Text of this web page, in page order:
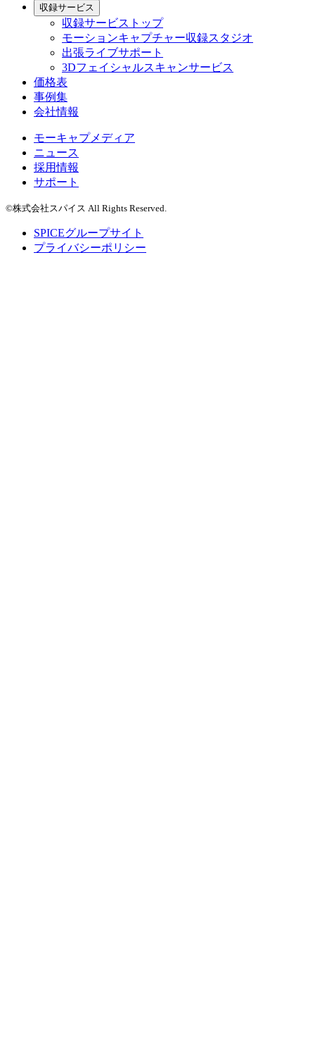
収録サービス
収録サービストップ
モーションキャプチャー収録スタジオ
出張ライブサポート
3Dフェイシャルスキャンサービス
価格表
事例集
会社情報
モーキャプメディア
ニュース
採用情報
サポート
©株式会社スパイス All Rights Reserved.
SPICEグループサイト
プライバシーポリシー